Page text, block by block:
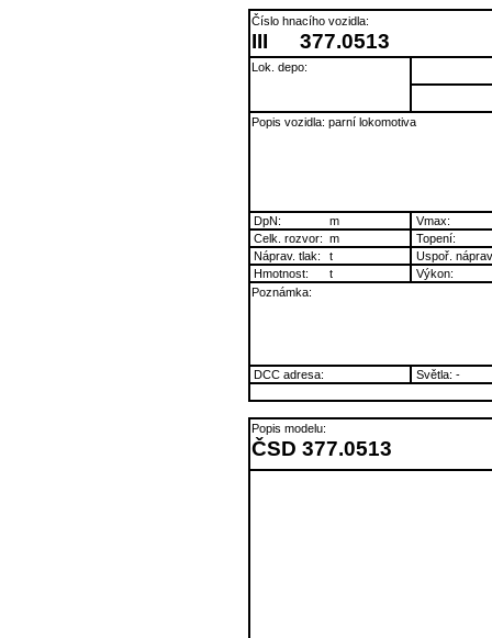
Číslo hnacího vozidla:
III 377.0513
Lok. depo:
Popis vozidla: parní lokomotiva
DpN: m
Vmax:
Celk. rozvor: m
Topení:
Náprav. tlak:
t
Uspoř.
Hmotnost:
t
Výkon:
Poznámka:
DCC adresa: Světla: -
Popis modelu:
ČSD 377.0513